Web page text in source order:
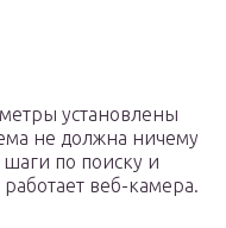
установлены
не должна ничему
по поиску и
веб-камера.